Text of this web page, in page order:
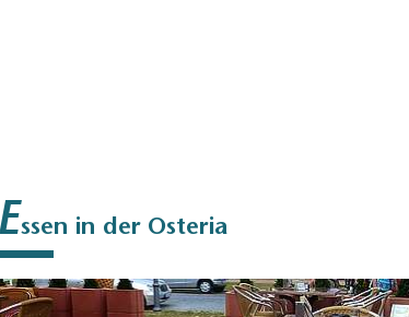
Essen in der Osteria